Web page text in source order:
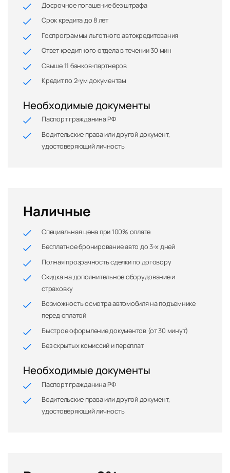
Досрочное погашение без штрафа
Срок кредита до 8 лет
Госпрограммы льготного автокредитования
Ответ кредитного отдела в течении 30 мин
Свыше 11 банков-партнеров
Кредит по 2-ум документам
Необходимые документы
Паспорт гражданина РФ
Водительские права или другой документ,
удостоверяющий личность
Наличные
Специальная цена при 100% оплате
Бесплатное бронирование авто до 3-х дней
Полная прозрачность сделки по договору
Скидка на дополнительное оборудование и
страховку
Возможность осмотра автомобиля на подъемнике
перед оплатой
Быстрое оформление документов (от 30 минут)
Без скрытых комиссий и переплат
Необходимые документы
Паспорт гражданина РФ
Водительские права или другой документ,
удостоверяющий личность